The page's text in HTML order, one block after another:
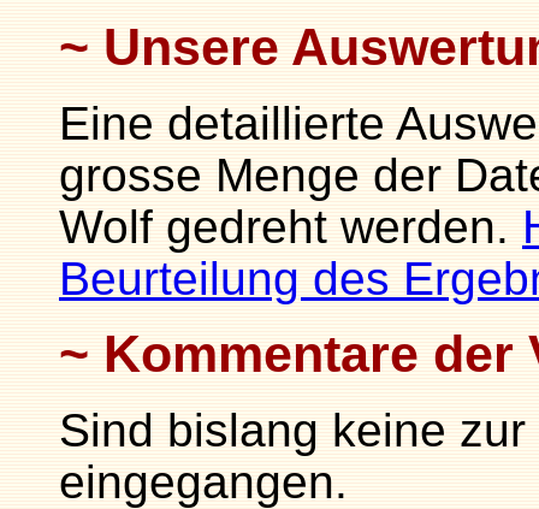
Unsere
Eine detaillierte
grosse Menge der
Wolf gedreht werden.
Beurteilung des
Kommentare der
Sind bislang keine
eingegangen.